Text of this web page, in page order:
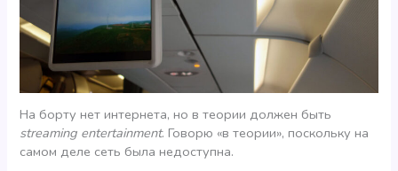
На борту нет интернета, но в теории должен быть
streaming entertainment. Говорю «в теории», поскольку на
самом деле сеть была недоступна.